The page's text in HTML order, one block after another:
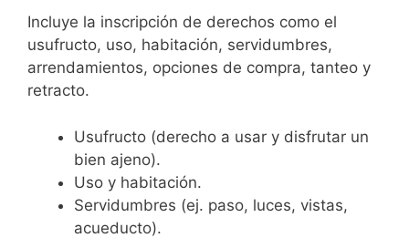
Incluye la inscripción de derechos como el
usufructo, uso, habitación, servidumbres,
arrendamientos, opciones de compra, tanteo y
retracto.
Usufructo (derecho a usar y disfrutar un
bien ajeno).
Uso y habitación.
Servidumbres (ej. paso, luces, vistas,
acueducto).